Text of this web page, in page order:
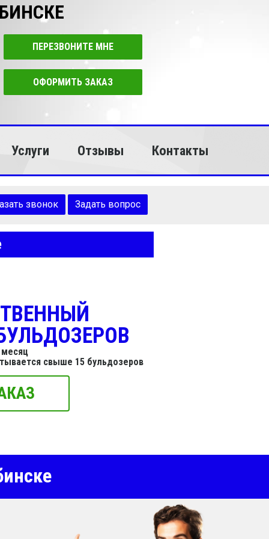
ПЕРЕЗВОНИТЕ МНЕ
ОФОРМИТЬ ЗАКАЗ
Услуги Отзывы Контакты
звонок Задать вопрос
месяц
свыше 15 бульдозеров